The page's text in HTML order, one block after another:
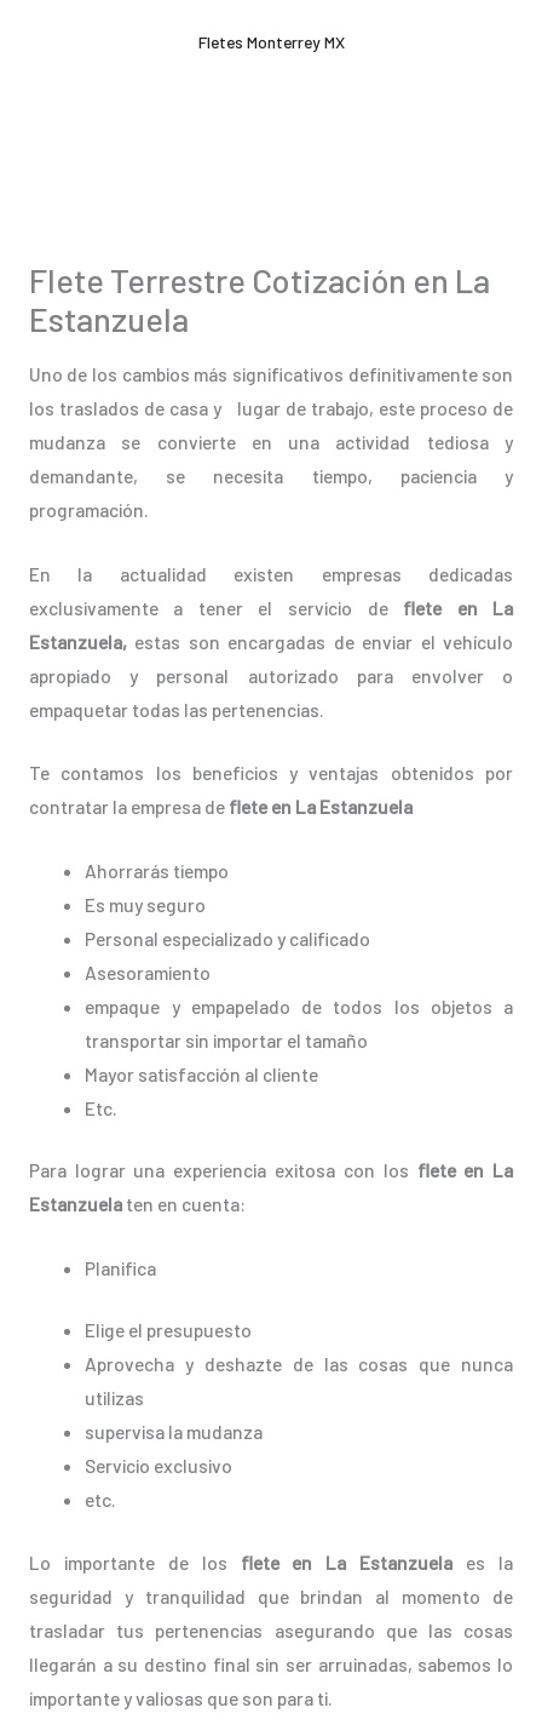
Fletes Monterrey MX
Flete Terrestre Cotización en La
Estanzuela
Uno de los cambios más significativos definitivamente son
los traslados de casa y lugar de trabajo, este proceso de
mudanza se convierte en una actividad tediosa y
demandante, se necesita tiempo, paciencia y
programación.
En la actualidad existen empresas dedicadas
exclusivamente a tener el servicio deflete en La
Estanzuela,estas son encargadas de enviar el vehículo
apropiado y personal autorizado para envolver o
empaquetar todas las pertenencias.
Te contamos los beneficios y ventajas obtenidos por
contratar la empresa de flete en La Estanzuela
Ahorrarás tiempo
Es muy seguro
Personal especializado y calificado
Asesoramiento
empaque y empapelado de todos los objetos a
transportar sin importar el tamaño
Mayor satisfacción al cliente
Etc.
Para lograr una experiencia exitosa con los flete en La
Estanzuelaten en cuenta:
Planifica
Elige el presupuesto
Aprovecha y deshazte de las cosas que nunca
utilizas
supervisa la mudanza
Servicio exclusivo
etc.
Lo importante de los flete en La Estanzuela es la
seguridad y tranquilidad que brindan al momento de
trasladar tus pertenencias asegurando que las cosas
llegarán a su destino final sin ser arruinadas, sabemos lo
importante y valiosas que son para ti.